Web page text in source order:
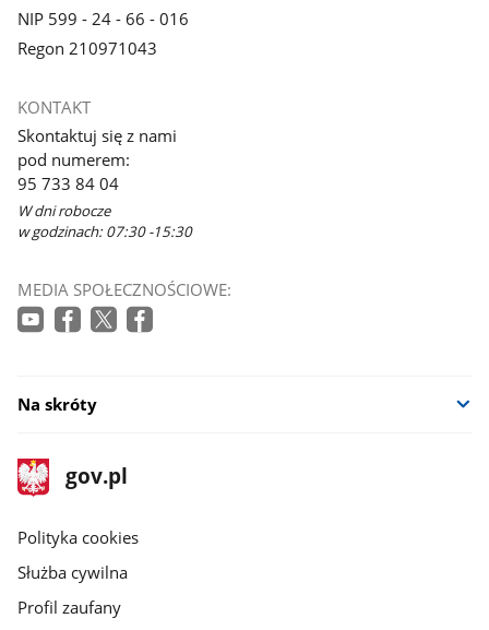
NIP 599 - 24 - 66 - 016
Regon 210971043
KONTAKT
Skontaktuj się z nami
pod numerem:
95 733 84 04
W dni robocze
w godzinach: 07:30 -15:30
MEDIA SPOŁECZNOŚCIOWE:
Na skróty
stopka
gov.pl
Strona
gov.pl
gov.pl
Polityka cookies
Służba cywilna
Profil zaufany